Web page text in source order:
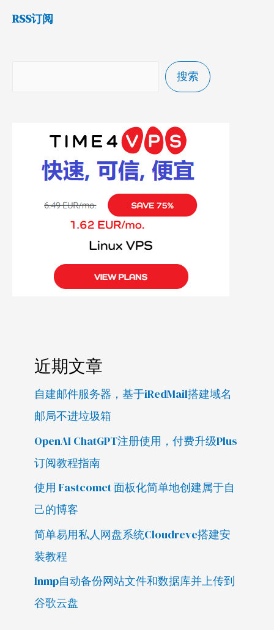
RSS订阅
搜索
近期文章
自建邮件服务器，基于iRedMail搭建域名
邮局不进垃圾箱
OpenAI ChatGPT注册使用，付费升级Plus
订阅教程指南
使用 Fastcomet 面板化简单地创建属于自
己的博客
简单易用私人网盘系统Cloudreve搭建安
装教程
lnmp自动备份网站文件和数据库并上传到
谷歌云盘